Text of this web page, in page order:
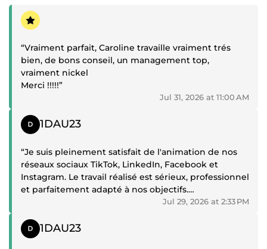
Positive review
“Vraiment parfait, Caroline travaille vraiment trés
bien, de bons conseil, un management top,
vraiment nickel
Merci !!!!!”
Jul 31, 2026 at 11:00 AM
Positive review
1DAU23
“Je suis pleinement satisfait de l'animation de nos
réseaux sociaux TikTok, LinkedIn, Facebook et
Instagram. Le travail réalisé est sérieux, professionnel
et parfaitement adapté à nos objectifs.
particulièrement les conseils stratégiques, toujours
pertinents, personnalisés et fondés sur une réelle
Jul 29, 2026 at 2:33 PM
Positive review
1DAU23